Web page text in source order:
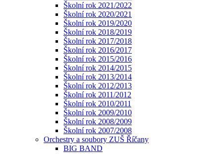
Školní rok 2021/2022
Školní rok 2020/2021
Školní rok 2019/2020
Školní rok 2018/2019
Školní rok 2017/2018
Školní rok 2016/2017
Školní rok 2015/2016
Školní rok 2014/2015
Školní rok 2013/2014
Školní rok 2012/2013
Školní rok 2011/2012
Školní rok 2010/2011
Školní rok 2009/2010
Školní rok 2008/2009
Školní rok 2007/2008
Orchestry a soubory ZUŠ Říčany
BIG BAND